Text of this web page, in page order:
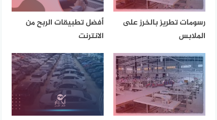
رسومات تطريز بالخرز على
الملابس
أفضل تطبيقات الربح من
الانترنت